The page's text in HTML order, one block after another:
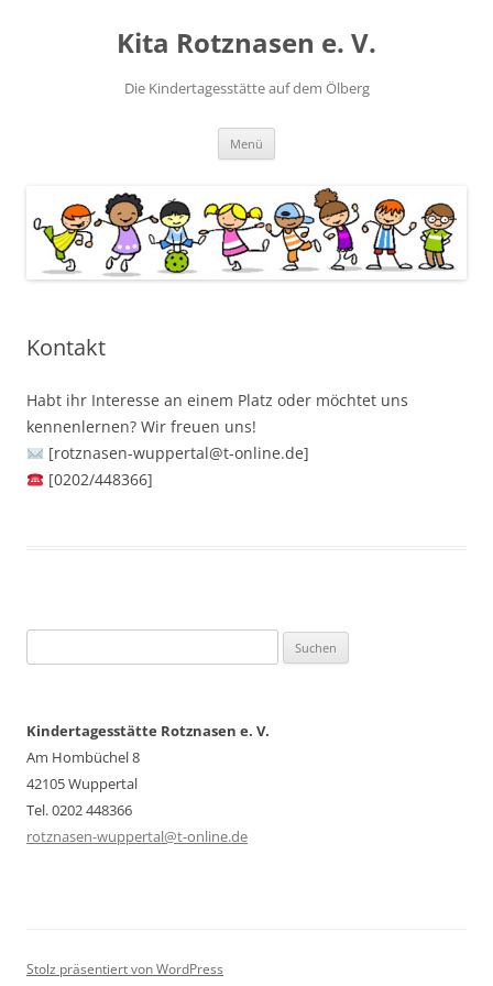
Kita Rotznasen e. V.
Die Kindertagesstätte auf dem Ölberg
Menü
Kontakt
Habt ihr Interesse an einem Platz oder möchtet uns
kennenlernen? Wir freuen uns!
[rotznasen-wuppertal@t-online.de]
[0202/448366]
nach:
Kindertagesstätte Rotznasen e. V.
Am Hombüchel 8
42105 Wuppertal
Tel. 0202 448366
rotznasen-wuppertal@t-online.de
Stolz präsentiert von WordPress